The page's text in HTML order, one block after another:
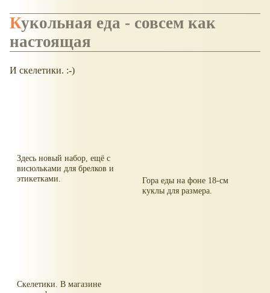
Кукольная еда - совсем как
настоящая
И скелетики. :-)
Здесь новый набор, ещё с
висюльками для брелков и
этикетками.
Гора еды на фоне 18-см
куклы для размера.
Скелетики. В магазине